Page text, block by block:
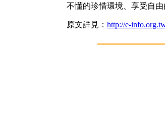
不懂的珍惜環境、享受自
原文詳見： http://e-